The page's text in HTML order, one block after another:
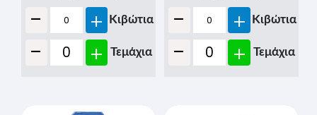
- + Κιβώτια
- + Τεμάχια
- + Κιβώτια
- + Τεμάχια